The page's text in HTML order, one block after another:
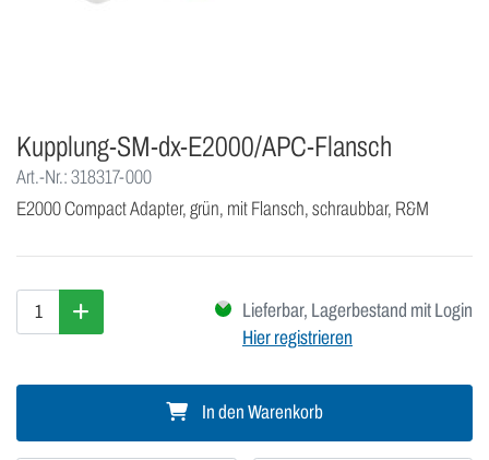
Kupplung-SM-dx-E2000/APC-Flansch
Art.-Nr.: 318317-000
E2000 Compact Adapter, grün, mit Flansch, schraubbar, R&M
Lieferbar, Lagerbestand mit Login
Hier registrieren
In den Warenkorb